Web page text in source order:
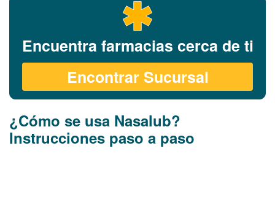
Encuentra farmacias cerca de ti
Encontrar Sucursal
¿Cómo se usa Nasalub?
Instrucciones paso a paso